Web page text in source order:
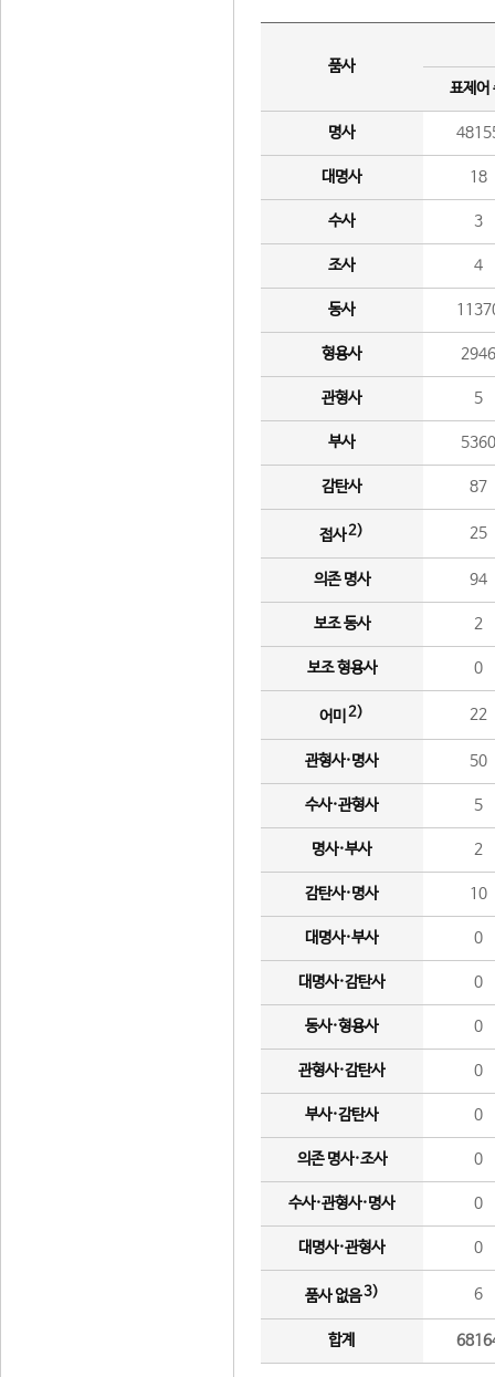
품사
표제어
명사
대명사 18
수사 3
조사 4
동사
형용사 2946
관형사 5
부사 5360
감탄사 87
접사2) 25
의존 명사 94
보조 동사 2
보조 형용사 0
어미 2) 22
관형사·명사 50
수사·관형사 5
명사·부사 2
감탄사·명사 10
대명사·부사 0
대명사·감탄사 0
동사·형용사 0
관형사·감탄사 0
부사·감탄사 0
의존 명사·조사 0
수사·관형사·명사 0
대명사·관형사 0
품사 없음3) 6
합계